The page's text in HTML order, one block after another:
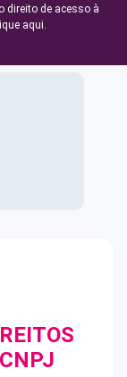
direito de acesso à
aqui.